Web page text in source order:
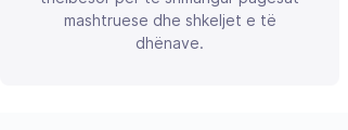
mashtruese dhe shkeljet e të
dhënave.